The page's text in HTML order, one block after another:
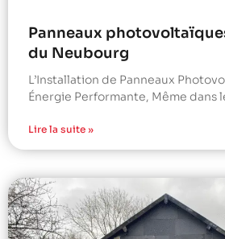
Panneaux
du Neubourg
L’Installation de Panneaux
Énergie Performante, Même dans
Lire la suite »